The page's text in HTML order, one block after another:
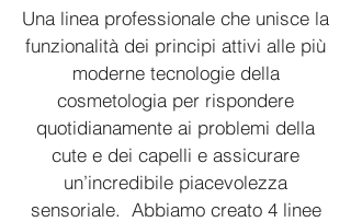
Una linea professionale che unisce la
funzionalità dei principi attivi alle più
moderne tecnologie della
cosmetologia per rispondere
quotidianamente ai problemi della
cute e dei capelli e assicurare
un’incredibile piacevolezza
sensoriale. Abbiamo creato 4 linee